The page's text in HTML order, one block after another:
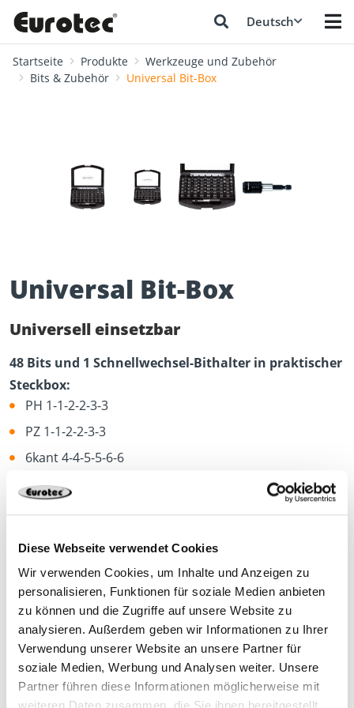
Diese Webseite verwendet Cookies
Wir verwenden Cookies, um Inhalte und Anzeigen zu
personalisieren, Funktionen für soziale Medien anbieten
zu können und die Zugriffe auf unsere Website zu
analysieren. Außerdem geben wir Informationen zu Ihrer
Verwendung unserer Website an unsere Partner für
soziale Medien, Werbung und Analysen weiter. Unsere
Partner führen diese Informationen möglicherweise mit
Deutsch
Startseite Produkte
Werkzeuge und Zubehör
Bits & Zubehör
Universal Bit-Box
Universal Bit-Box
Universell einsetzbar
48 Bits und 1 Schnellwechsel-Bithalter in praktischer
Steckbox:
PH 1-1-2-2-3-3
PZ 1-1-2-2-3-3
6kant 4-4-5-5-6-6
4kant 1-1-2-2-3-3
mehr anzeigen
945858
48 Bits (PH, PZ, 6kant, 4kant, TX, SI-TX) und 1
Schnellwechsel-Bithalter